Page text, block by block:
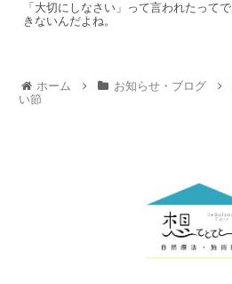
「大切にしなさい」って言われたってで
きないんだよね。
ホーム お知らせ・ブログ
い節